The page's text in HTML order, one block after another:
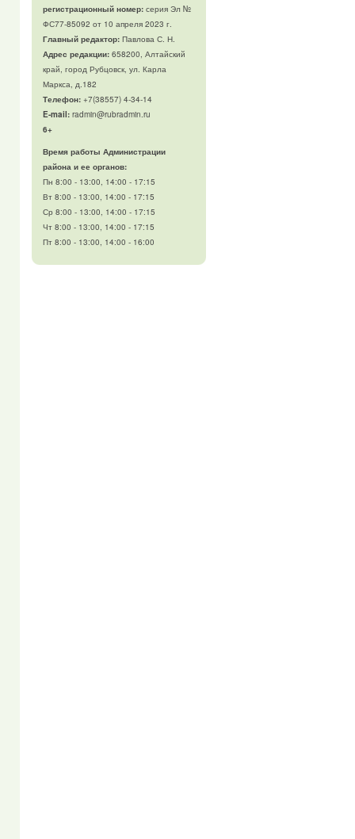
регистрационный номер:серия Эл №
ФС77-85092 от 10 апреля 2023 г.
Главный редактор:Павлова С. Н.
Адрес редакции:658200, Алтайский
край, город Рубцовск, ул. Карла
Маркса, д.182
Телефон:+7(38557) 4-34-14
E-mail:radmin@rubradmin.ru
6+
Время работы Администрации
района и ее органов:
Пн 8:00 - 13:00, 14:00 - 17:15
Вт 8:00 - 13:00, 14:00 - 17:15
Ср 8:00 - 13:00, 14:00 - 17:15
Чт 8:00 - 13:00, 14:00 - 17:15
Пт 8:00 - 13:00, 14:00 - 16:00